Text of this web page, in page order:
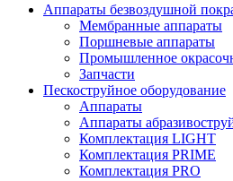
Аппараты безвоздушной
Мембранные аппараты
Поршневые аппараты
Промышленное
Запчасти
Пескоструйное оборудование
Аппараты
Аппараты
Комплектация LIGHT
Комплектация PRIME
Комплектация PRO